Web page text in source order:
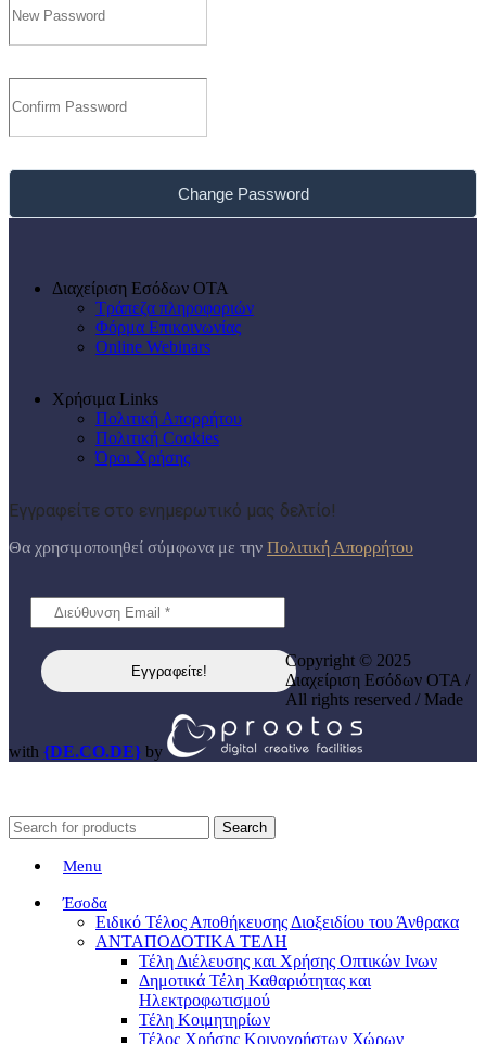
Change Password
Διαχείριση Εσόδων ΟΤΑ
Τράπεζα πληροφοριών
Φόρμα Επικοινωνίας
Online Webinars
Χρήσιμα Links
Πολιτική Απορρήτου
Πολιτική Cookies
Όροι Χρήσης
Εγγραφείτε στο ενημερωτικό μας δελτίο!
Θα χρησιμοποιηθεί σύμφωνα με την Πολιτική Απορρήτου
Copyright © 2025
Διαχείριση Εσόδων ΟΤΑ /
All rights reserved / Made
with {DE.CO.DE} by
Search
Menu
Έσοδα
Ειδικό Τέλος Αποθήκευσης Διοξειδίου του Άνθρακα
ΑΝΤΑΠΟΔΟΤΙΚΑ ΤΕΛΗ
Τέλη Διέλευσης και Χρήσης Οπτικών Ινων
Δημοτικά Τέλη Καθαριότητας και
Ηλεκτροφωτισμού
Τέλη Κοιμητηρίων
Τέλος Χρήσης Κοινοχρήστων Χώρων